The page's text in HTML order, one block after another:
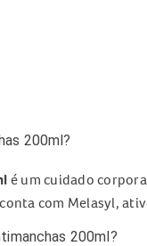
200ml?
é um cuidado
com Melasyl,
200ml?